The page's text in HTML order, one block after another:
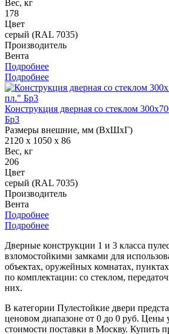
Вес, кг
178
Цвет
серый (RAL 7035)
Производитель
Вента
Подробнее
Подробнее
Конструкция дверная со стеклом
Бр3
Размеры внешние, мм (ВхШхГ)
2120 x 1050 x 86
Вес, кг
206
Цвет
серый (RAL 7035)
Производитель
Вента
Подробнее
Подробнее
Дверные конструкции 1 и 3 класса
взломостойкими замками для
объектах, оружейных комнатах,
по комплектации: со стеклом,
них.
В категории Пулестойкие двери
ценовом диапазоне от 0 до 0 руб. Цены
стоимости поставки в Москву. Купить